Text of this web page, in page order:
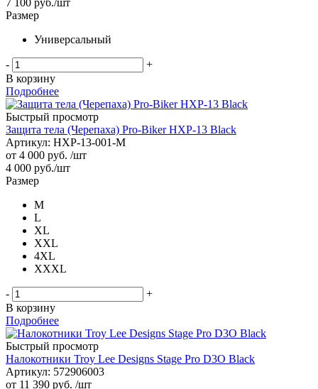
Размер
Универсальный
-
+
В корзину
Подробнее
Быстрый просмотр
Защита тела (Черепаха) Pro-Biker HXP-13 Black
Артикул: HXP-13-001-M
от 4 000 руб. /шт
4 000 руб./шт
Размер
M
L
XL
XXL
4XL
XXXL
-
+
В корзину
Подробнее
Быстрый просмотр
Налокотники Troy Lee Designs Stage Pro D3O Black
Артикул: 572906003
от 11 390 руб. /шт